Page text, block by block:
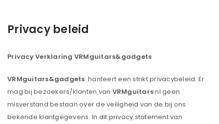
Privacy beleid
Privacy Verklaring VRMguitars&gadgets
VRMguitars&gadgets hanteert een strikt privacybeleid. Er
mag bij bezoekers/klanten van VRMguitars.nl geen
misverstand bestaan over de veiligheid van de bij ons
bekende klantgegevens. In dit privacy statement van